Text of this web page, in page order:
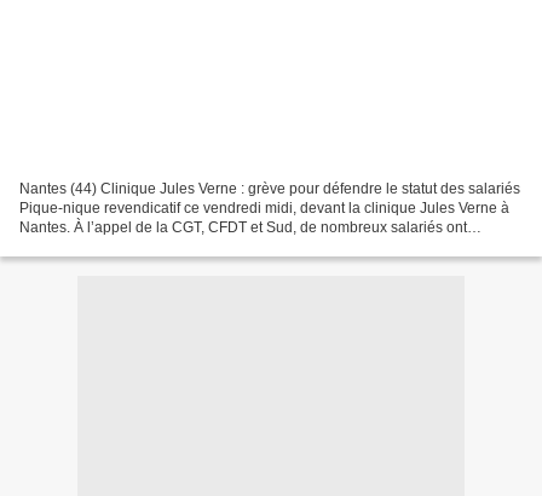
Nantes (44) Clinique Jules Verne : grève pour défendre le statut des salariés
Pique-nique revendicatif ce vendredi midi, devant la clinique Jules Verne à
Nantes. À l’appel de la CGT, CFDT et Sud, de nombreux salariés ont